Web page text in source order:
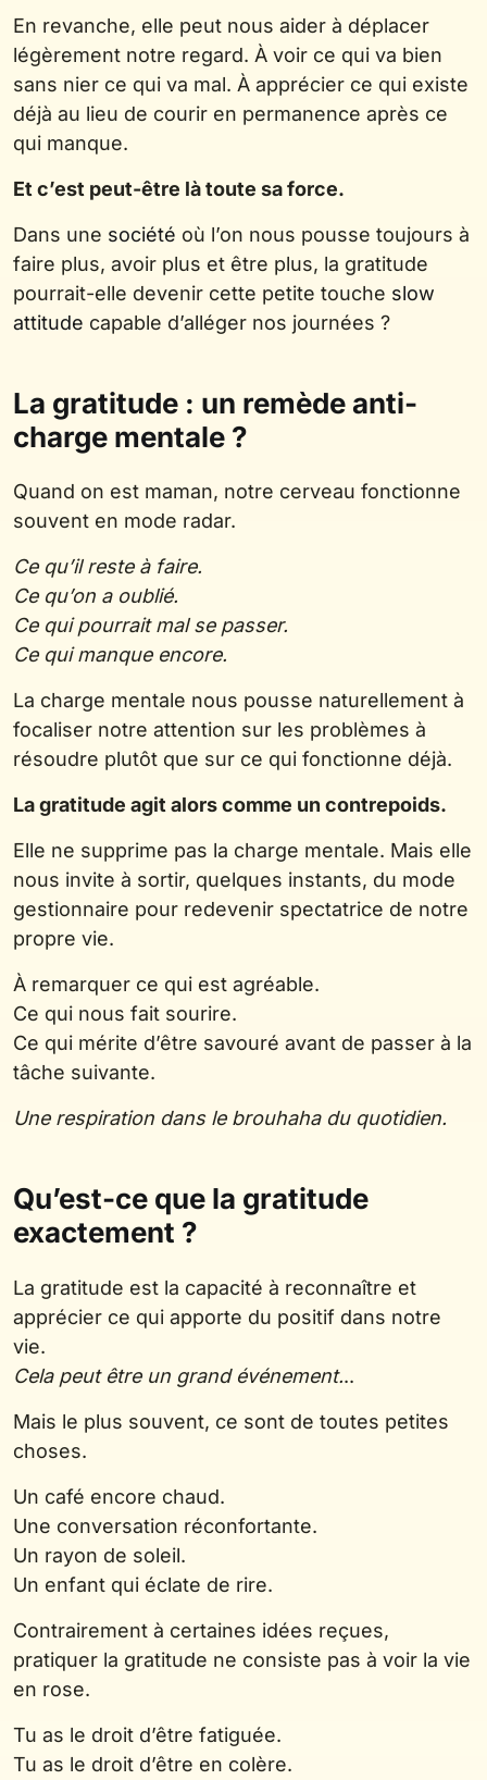
En revanche, elle peut nous aider à déplacer
légèrement notre regard. À voir ce qui va bien
sans nier ce qui va mal. À apprécier ce qui existe
déjà au lieu de courir en permanence après ce
qui manque.
Et c’est peut-être là toute sa force.
Dans une société où l’on nous pousse toujours à
faire plus, avoir plus et être plus, la gratitude
pourrait-elle devenir cette petite touche slow
attitude capable d’alléger nos journées ?
La gratitude : un remède anti-
charge mentale ?
Quand on est maman, notre cerveau fonctionne
souvent en mode radar.
Ce qu’il reste à faire.
Ce qu’on a oublié.
Ce qui pourrait mal se passer.
Ce qui manque encore.
La charge mentale nous pousse naturellement à
focaliser notre attention sur les problèmes à
résoudre plutôt que sur ce qui fonctionne déjà.
La gratitude agit alors comme un contrepoids.
Elle ne supprime pas la charge mentale. Mais elle
nous invite à sortir, quelques instants, du mode
gestionnaire pour redevenir spectatrice de notre
propre vie.
À remarquer ce qui est agréable.
Ce qui nous fait sourire.
Ce qui mérite d’être savouré avant de passer à la
tâche suivante.
Une respiration dans le brouhaha du quotidien.
Qu’est-ce que la gratitude
exactement ?
La gratitude est la capacité à reconnaître et
apprécier ce qui apporte du positif dans notre
vie.
Cela peut être un grand événement...
Mais le plus souvent, ce sont de toutes petites
choses.
Un café encore chaud.
Une conversation réconfortante.
Un rayon de soleil.
Un enfant qui éclate de rire.
Contrairement à certaines idées reçues,
pratiquer la gratitude ne consiste pas à voir la vie
en rose.
Tu as le droit d’être fatiguée.
Tu as le droit d’être en colère.